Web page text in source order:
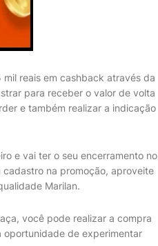
reais em cashback através da
para receber o valor de volta
e também realizar a indicação
e vai ter o seu encerramento no
na promoção, aproveite
Marilan.
você pode realizar a compra
oportunidade de experimentar